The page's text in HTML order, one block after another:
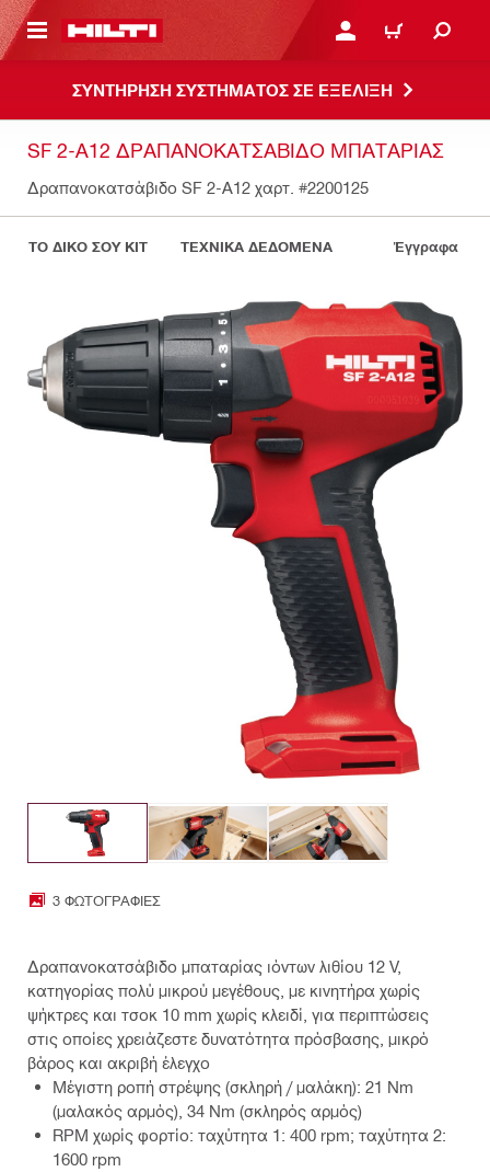
ΕΛΕΓΞΕΙΣ ΤΟ ΠΑΚΕΤΟ ΠΟΥ ΕΧΕΙΣ ΦΤΙΑΞΕΙ ΚΆΝΕ ΣΎΝΔΕΣΗ Ή
ΚΑΛΆΘΙ
ΣΥΝΤΗΡΗΣΗ ΣΥΣΤΗΜΑΤΟΣ ΣΕ ΕΞΕΛΙΞΗ
SF 2-A12 ΔΡΑΠΑΝΟΚΑΤΣΆΒΙΔΟ ΜΠΑΤΑΡΊΑΣ
Δραπανοκατσάβιδο SF 2-A12 χαρτ. #2200125
ΤΟ ΔΙΚΟ ΣΟΥ KIT ΤΕΧΝΙΚΑ ΔΕΔΟΜΕΝΑ Έγγραφα
3 ΦΩΤΟΓΡΑΦΊΕΣ
Δραπανοκατσάβιδο μπαταρίας ιόντων λιθίου 12 V,
κατηγορίας πολύ μικρού μεγέθους, με κινητήρα χωρίς
ψήκτρες και τσοκ 10 mm χωρίς κλειδί, για περιπτώσεις
στις οποίες χρειάζεστε δυνατότητα πρόσβασης, μικρό
βάρος και ακριβή έλεγχο
Μέγιστη ροπή στρέψης (σκληρή / μαλάκη): 21 Nm
(μαλακός αρμός), 34 Nm (σκληρός αρμός)
RPM χωρίς φορτίο: ταχύτητα 1: 400 rpm; ταχύτητα 2:
1600 rpm